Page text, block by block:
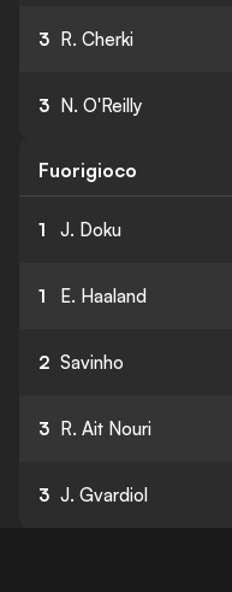
3 R. Cherki
3 N. O'Reilly
Fuorigioco
1 J. Doku
1 E. Haaland
2 Savinho
3 R. Ait Nouri
3 J. Gvardiol